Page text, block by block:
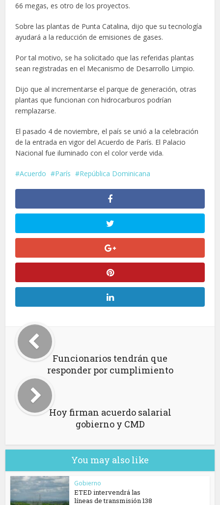
66 megas, es otro de los proyectos.
Sobre las plantas de Punta Catalina, dijo que su tecnología
ayudará a la reducción de emisiones de gases.
Por tal motivo, se ha solicitado que las referidas plantas
sean registradas en el Mecanismo de Desarrollo Limpio.
Dijo que al incrementarse el parque de generación, otras
plantas que funcionan con hidrocarburos podrían
remplazarse.
El pasado 4 de noviembre, el país se unió a la celebración
de la entrada en vigor del Acuerdo de París. El Palacio
Nacional fue iluminado con el color verde vida.
Acuerdo París República Dominicana
Funcionarios tendrán que
responder por cumplimiento
Hoy firman acuerdo salarial
gobierno y CMD
You may also like
Gobierno
ETED intervendrá las
líneas de transmisión 138